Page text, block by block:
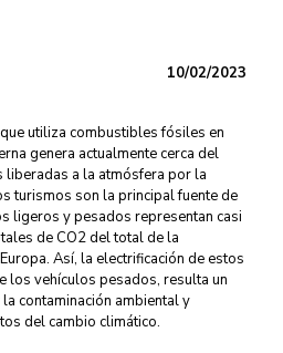
10/02/2023
utiliza combustibles fósiles en
genera actualmente cerca del
a la atmósfera por la
turismos son la principal fuente de
ligeros y pesados representan casi
de CO2 del total de la
Así, la electrificación de estos
los vehículos pesados, resulta un
contaminación ambiental y
del cambio climático.